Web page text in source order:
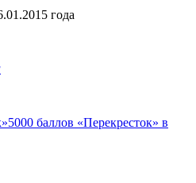
года
5000 баллов «Перекресток» в